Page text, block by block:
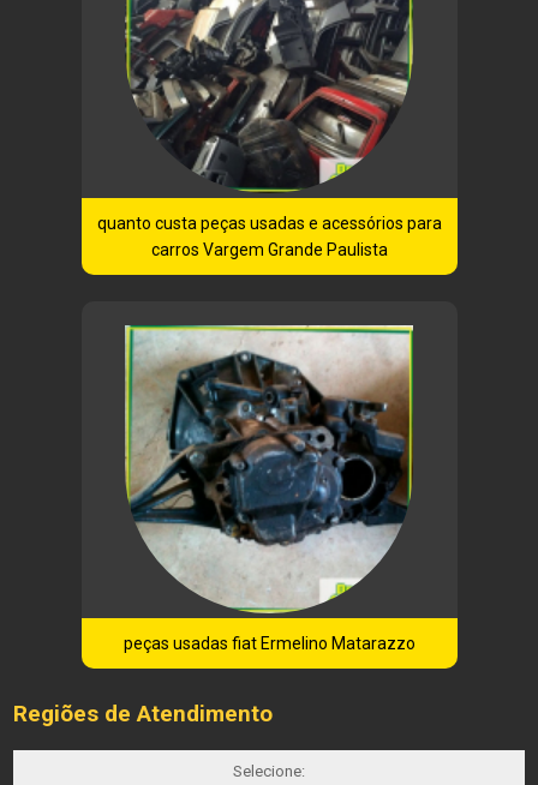
quanto custa peças usadas e acessórios para
carros Vargem Grande Paulista
peças usadas fiat Ermelino Matarazzo
Regiões de Atendimento
Selecione: